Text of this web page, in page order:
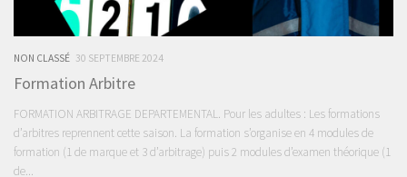
NON CLASSÉ 30 SEPTEMBRE 2024
Formation Arbitre
FORMATION ARBITRAGE DEPARTEMENTAL. Pour les adultes : Les formations
d’arbitres reprennent cette saison. La formation s’organise en 4 modules de
formation (1 de marque et 3 d’arbitrage) puis 2 modules d’examen théorique (1
de...